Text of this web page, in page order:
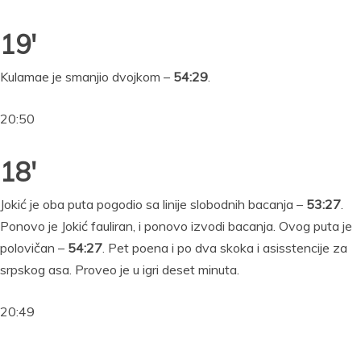
19′
Kulamae je smanjio dvojkom – 54:29.
20:50
18′
Jokić je oba puta pogodio sa linije slobodnih bacanja – 53:27.
Ponovo je Jokić fauliran, i ponovo izvodi bacanja. Ovog puta je
polovičan – 54:27. Pet poena i po dva skoka i asisstencije za
srpskog asa. Proveo je u igri deset minuta.
20:49